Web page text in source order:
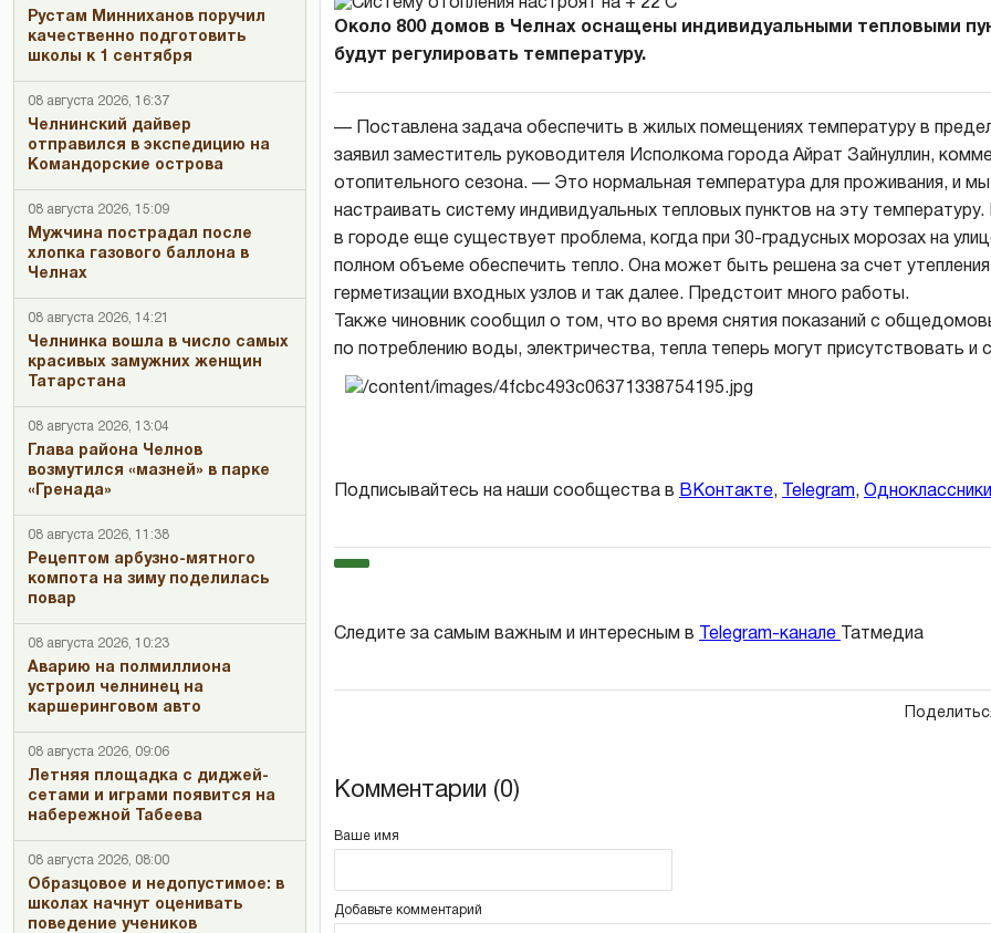
Рустам Минниханов поручил
качественно подготовить
школы к 1 сентября
08 августа 2026, 16:37
Челнинский дайвер
отправился в экспедицию на
Командорские острова
08 августа 2026, 15:09
Мужчина пострадал после
хлопка газового баллона в
Челнах
08 августа 2026, 14:21
Челнинка вошла в число самых
красивых замужних женщин
Татарстана
08 августа 2026, 13:04
Глава района Челнов
возмутился «мазней» в парке
«Гренада»
08 августа 2026, 11:38
Рецептом арбузно-мятного
компота на зиму поделилась
повар
08 августа 2026, 10:23
Аварию на полмиллиона
устроил челнинец на
каршеринговом авто
08 августа 2026, 09:06
Летняя площадка с диджей-
сетами и играми появится на
набережной Табеева
08 августа 2026, 08:00
Образцовое и недопустимое: в
школах начнут оценивать
поведение учеников
Около 800 домов в Челнах оснащены индивидуальными тепловыми
будут регулировать температуру.
— Поставлена задача обеспечить в жилых помещениях температуру в
заявил заместитель руководителя Исполкома города Айрат Зайнуллин,
отопительного сезона. — Это нормальная температура для проживания, и
настраивать систему индивидуальных тепловых пунктов на эту
в городе еще существует проблема, когда при 30-градусных морозах на
полном объеме обеспечить тепло. Она может быть решена за счет
герметизации входных узлов и так далее. Предстоит много работы.
Также чиновник сообщил о том, что во время снятия показаний с
по потреблению воды, электричества, тепла теперь могут присутствовать
Подписывайтесь на наши сообщества в ВКонтакте, Telegram, Одноклассники
Следите за самым важным и интересным в Telegram-канале Татмедиа
Комментарии (0)
Ваше имя
Добавьте комментарий